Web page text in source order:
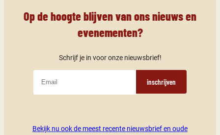
Op de hoogte blijven van ons nieuws en
evenementen?
Schrijf je in voor onze nieuwsbrief!
inschrijven
Bekijk nu ook de meest recente nieuwsbrief en oude